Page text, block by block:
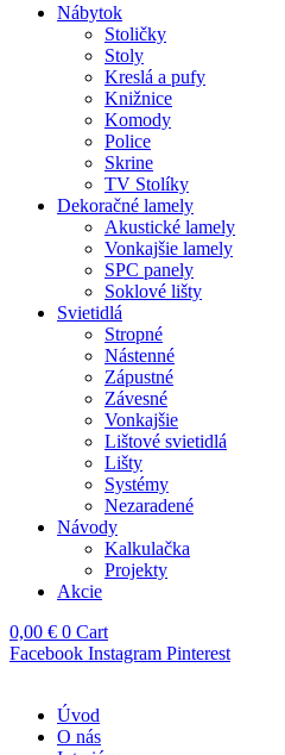
Nábytok
Stoličky
Stoly
Kreslá a pufy
Knižnice
Komody
Police
Skrine
TV Stolíky
Dekoračné lamely
Akustické lamely
Vonkajšie lamely
SPC panely
Soklové lišty
Svietidlá
Stropné
Nástenné
Zápustné
Závesné
Vonkajšie
Lištové svietidlá
Lišty
Systémy
Nezaradené
Návody
Kalkulačka
Projekty
Akcie
0,00 € 0 Cart
Facebook Instagram Pinterest
Úvod
O nás